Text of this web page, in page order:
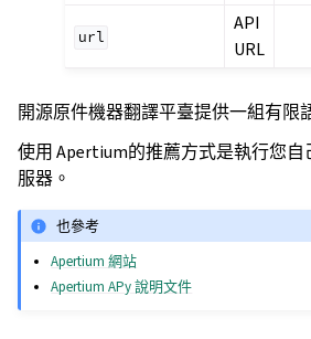
url
API
URL
開源原件機器翻譯平臺提供一組有限
使用 Apertium的推薦方式是執行您自
服器。
也參考
Apertium 網站
Apertium APy 說明文件